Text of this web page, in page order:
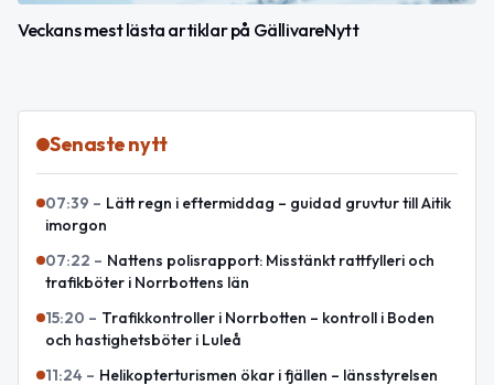
Veckans mest lästa artiklar på GällivareNytt
Senaste nytt
07:39 – Lätt regn i eftermiddag – guidad gruvtur till Aitik
imorgon
07:22 – Nattens polisrapport: Misstänkt rattfylleri och
trafikböter i Norrbottens län
15:20 – Trafikkontroller i Norrbotten – kontroll i Boden
och hastighetsböter i Luleå
11:24 – Helikopterturismen ökar i fjällen – länsstyrelsen